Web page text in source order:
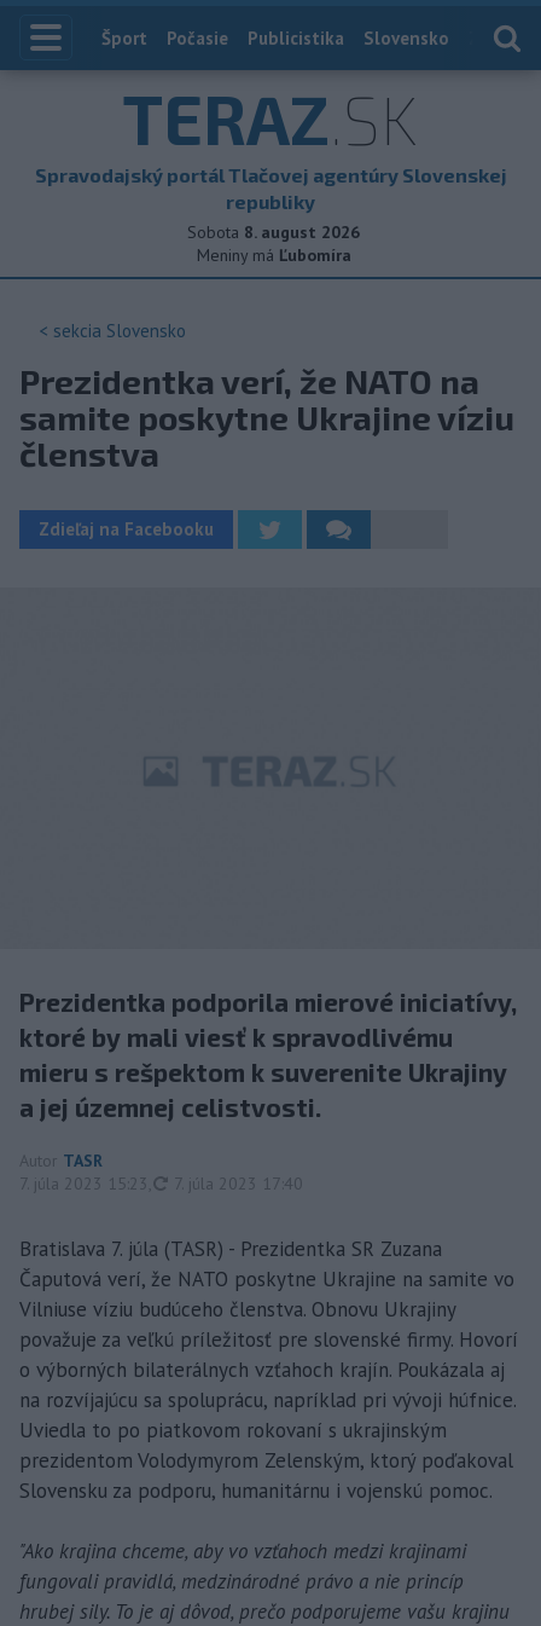
Index
Šport Počasie Publicistika Slovensko
TERAZ.SK
Spravodajský portál Tlačovej agentúry Slovenskej
republiky
Sobota 8. august 2026
Meniny má Ľubomíra
< sekcia Slovensko
Prezidentka verí, že NATO na
samite poskytne Ukrajine víziu
členstva
Zdieľaj na Facebooku
Prezidentka podporila mierové iniciatívy,
ktoré by mali viesť k spravodlivému
mieru s rešpektom k suverenite Ukrajiny
a jej územnej celistvosti.
Autor TASR
7. júla 2023 15:23
aktualizované
7. júla 2023 17:40
Bratislava 7. júla (TASR) - Prezidentka SR Zuzana
Čaputová verí, že NATO poskytne Ukrajine na samite vo
Vilniuse víziu budúceho členstva. Obnovu Ukrajiny
považuje za veľkú príležitosť pre slovenské firmy. Hovorí
o výborných bilaterálnych vzťahoch krajín. Poukázala aj
na rozvíjajúcu sa spoluprácu, napríklad pri vývoji húfnice.
Uviedla to po piatkovom rokovaní s ukrajinským
prezidentom Volodymyrom Zelenským, ktorý poďakoval
Slovensku za podporu, humanitárnu i vojenskú pomoc.
"Ako krajina chceme, aby vo vzťahoch medzi krajinami
fungovali pravidlá, medzinárodné právo a nie princíp
hrubej sily. To je aj dôvod, prečo podporujeme vašu krajinu